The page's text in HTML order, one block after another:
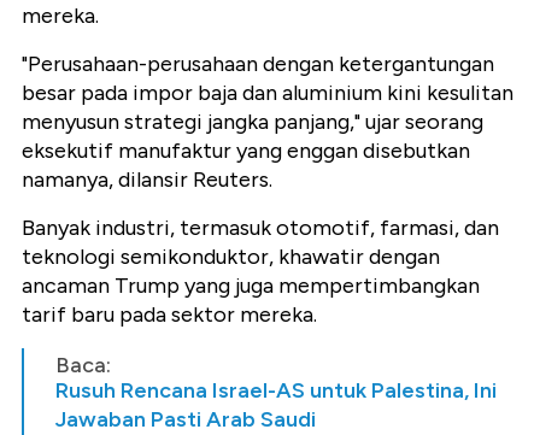
mereka.
"Perusahaan-perusahaan dengan ketergantungan
besar pada impor baja dan aluminium kini kesulitan
menyusun strategi jangka panjang,"ujar seorang
eksekutif manufaktur yang enggan disebutkan
namanya, dilansir Reuters.
Banyak industri, termasuk otomotif, farmasi, dan
teknologi semikonduktor, khawatir dengan
ancaman Trump yang juga mempertimbangkan
tarif baru pada sektor mereka.
Baca:
Rusuh Rencana Israel-AS untuk Palestina, Ini
Jawaban Pasti Arab Saudi